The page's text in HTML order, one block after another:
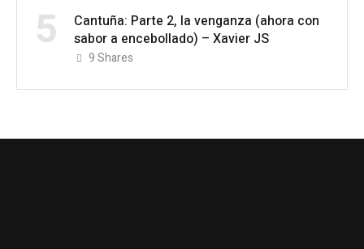
5
Cantuña: Parte 2, la venganza (ahora con
sabor a encebollado) – Xavier JS
9Shares